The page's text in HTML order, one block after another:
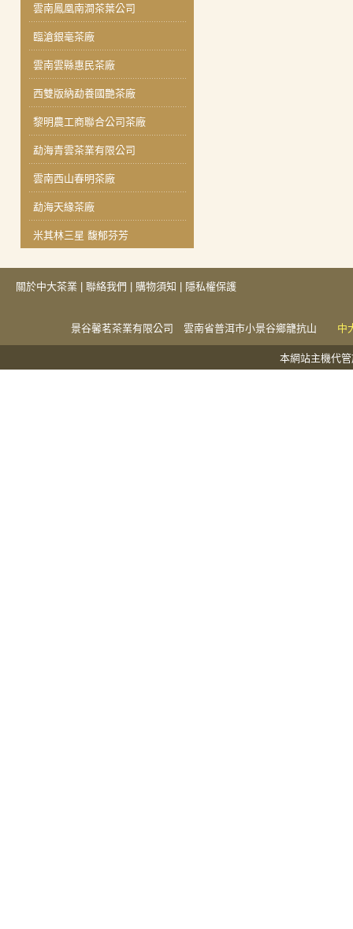
雲南鳳凰南澗茶葉公司
臨滄銀毫茶廠
雲南雲縣惠民茶廠
西雙版納勐養國艷茶廠
黎明農工商聯合公司茶廠
勐海青雲茶業有限公司
雲南西山春明茶廠
勐海天緣茶廠
米其林三星 馥郁芬芳
關於中大茶業 聯絡我們 購物須知 隱私權保護
景谷馨茗茶業有限公司 雲南省普洱市小景谷鄉籠抗山 中
本網站主機代